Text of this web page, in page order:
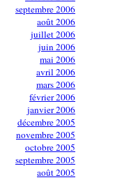
septembre 2006
août 2006
juillet 2006
juin 2006
mai 2006
avril 2006
mars 2006
février 2006
janvier 2006
décembre 2005
novembre 2005
octobre 2005
septembre 2005
août 2005